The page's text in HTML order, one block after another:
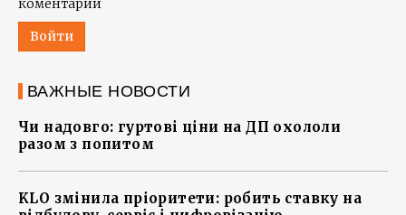
коментарии
Войти
ВАЖНЫЕ НОВОСТИ
Чи надовго: гуртові ціни на ДП охололи
разом з попитом
KLO змінила пріоритети: робить ставку на